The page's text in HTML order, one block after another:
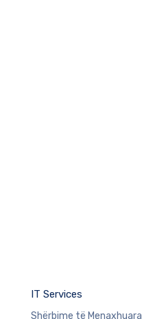
IT Services
Shërbime të Menaxhuara